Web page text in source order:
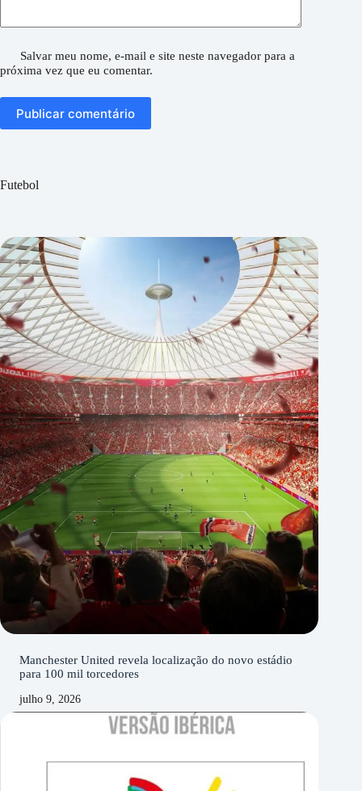
Salvar meu nome, e-mail e site neste navegador para a
próxima vez que eu comentar.
Publicar comentário
Futebol
Manchester United revela localização do novo estádio
para 100 mil torcedores
julho 9, 2026